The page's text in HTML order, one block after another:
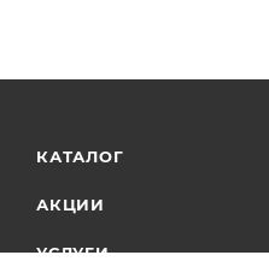
КАТАЛОГ
АКЦИИ
УСЛУГИ